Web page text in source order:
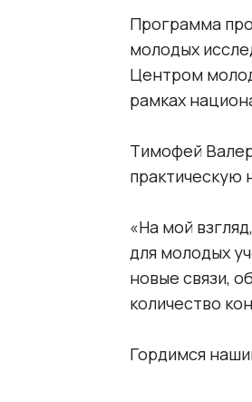
Программа
молодых
Центром
рамках
Тимофей
практическую
«На мой
для молодых
новые связи,
количество
Гордимся